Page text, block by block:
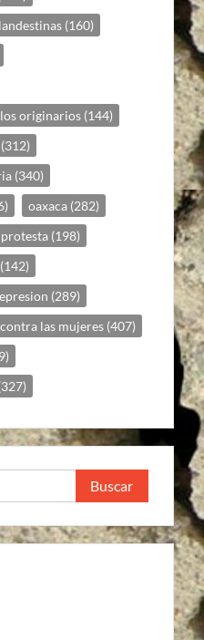
(160)
originarios (144)
(312)
(340)
oaxaca (282)
protesta (198)
(142)
(289)
las mujeres (407)
Buscar: